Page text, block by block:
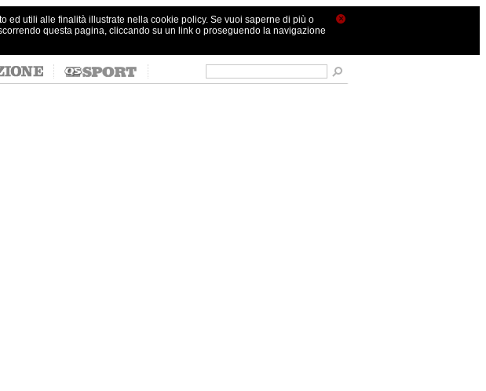
×
ed utili alle finalità illustrate nella cookie policy. Se vuoi saperne di più o
questa pagina, cliccando su un link o proseguendo la navigazione